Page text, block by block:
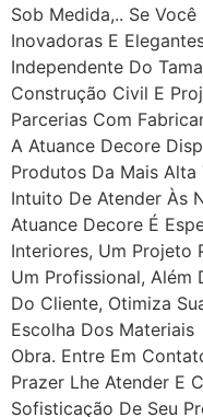
Sob Medida,.. Se
Inovadoras E
Independente Do
Construção Civil E
Parcerias Com
A Atuance Decore
Produtos Da Mais Alta
Intuito De Atender Às
Atuance Decore É
Interiores, Um Projeto
Um Profissional, Além
Do Cliente, Otimiza
Escolha Dos
Obra. Entre Em
Prazer Lhe Atender E
Sofisticação De Seu